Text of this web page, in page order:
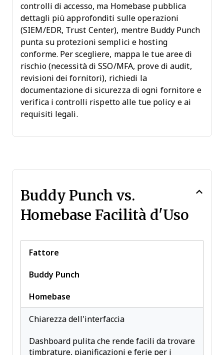
controlli di accesso, ma Homebase pubblica
dettagli più approfonditi sulle operazioni
(SIEM/EDR, Trust Center), mentre Buddy Punch
punta su protezioni semplici e hosting
conforme. Per scegliere, mappa le tue aree di
rischio (necessità di SSO/MFA, prove di audit,
revisioni dei fornitori), richiedi la
documentazione di sicurezza di ogni fornitore e
verifica i controlli rispetto alle tue policy e ai
requisiti legali.
Buddy Punch vs.
Homebase Facilità d'Uso
Fattore
Buddy Punch
Homebase
Chiarezza dell'interfaccia
Dashboard pulita che rende facili da trovare
timbrature, pianificazioni e ferie per i